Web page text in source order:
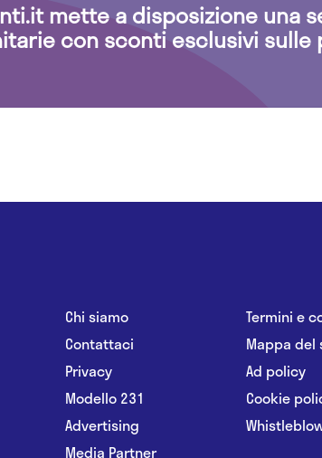
mette a disposizione una
con sconti esclusivi sulle
Chi siamo
Contattaci
Privacy
Modello 231
Advertising
Media Partner
Termini e
Mappa del
Ad policy
Cookie